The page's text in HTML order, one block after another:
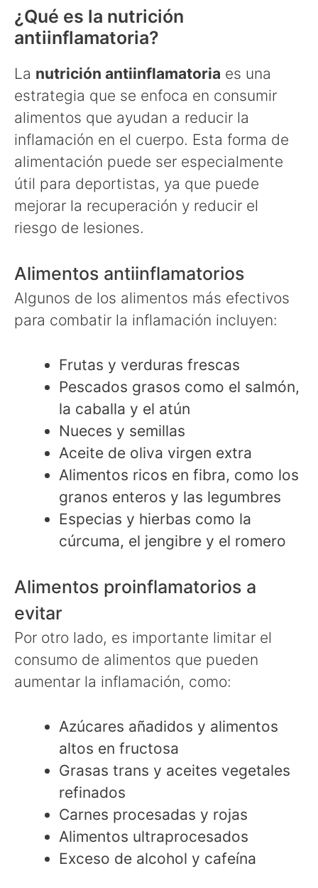
¿Qué es la nutrición
antiinflamatoria?
La nutrición antiinflamatoria es una
estrategia que se enfoca en consumir
alimentos que ayudan a reducir la
inflamación en el cuerpo. Esta forma de
alimentación puede ser especialmente
útil para deportistas, ya que puede
mejorar la recuperación y reducir el
riesgo de lesiones.
Alimentos antiinflamatorios
Algunos de los alimentos más efectivos
para combatir la inflamación incluyen:
Frutas y verduras frescas
Pescados grasos como el salmón,
la caballa y el atún
Nueces y semillas
Aceite de oliva virgen extra
Alimentos ricos en fibra, como los
granos enteros y las legumbres
Especias y hierbas como la
cúrcuma, el jengibre y el romero
Alimentos proinflamatorios a
evitar
Por otro lado, es importante limitar el
consumo de alimentos que pueden
aumentar la inflamación, como:
Azúcares añadidos y alimentos
altos en fructosa
Grasas trans y aceites vegetales
refinados
Carnes procesadas y rojas
Alimentos ultraprocesados
Exceso de alcohol y cafeína